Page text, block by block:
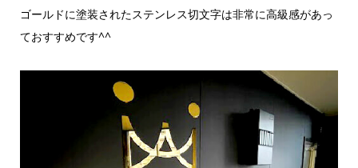
ゴールドに塗装されたステンレス切文字は非常に高級感があっ
ておすすめです^^